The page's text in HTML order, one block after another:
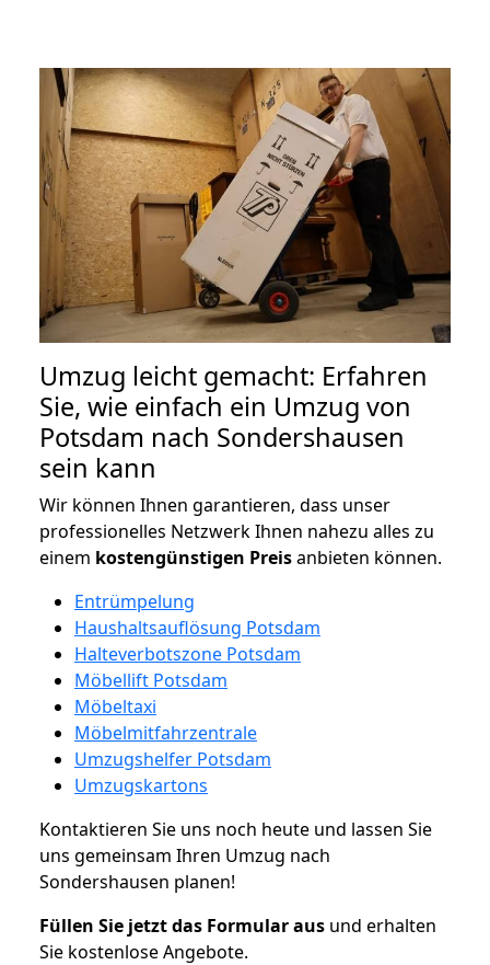
Umzug leicht gemacht: Erfahren
Sie, wie einfach ein Umzug von
Potsdam nach Sondershausen
sein kann
Wir können Ihnen garantieren, dass unser
professionelles Netzwerk Ihnen nahezu alles zu
einem kostengünstigen Preisanbieten können.
Entrümpelung
Haushaltsauflösung Potsdam
Halteverbotszone Potsdam
Möbellift Potsdam
Möbeltaxi
Möbelmitfahrzentrale
Umzugshelfer Potsdam
Umzugskartons
Kontaktieren Sie uns noch heute und lassen Sie
uns gemeinsam Ihren Umzug nach
Sondershausen planen!
Füllen Sie jetzt das Formular aus und erhalten
Sie kostenlose Angebote.